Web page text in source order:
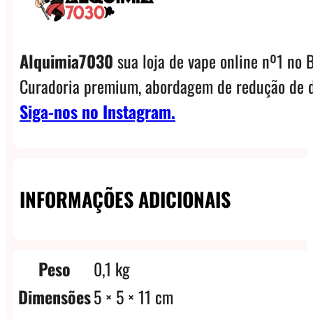
Alquimia7030sua loja de vape online nº1 no
Curadoria premium, abordagem de redução
Siga-nos no Instagram.
INFORMAÇÕES ADICIONAIS
Peso
0,1 kg
Dimensões5 × 5 × 11 cm